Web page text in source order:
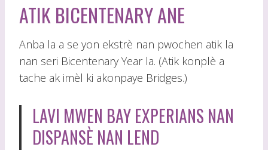
ATIK BICENTENARY ANE
Anba la a se yon ekstrè nan pwochen atik la
nan seri Bicentenary Year la. (Atik konplè a
tache ak imèl ki akonpaye Bridges.)
LAVI MWEN BAY EXPERIANS NAN
DISPANSÈ NAN LEND